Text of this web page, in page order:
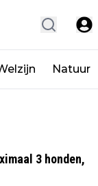
Natuur
3 honden,